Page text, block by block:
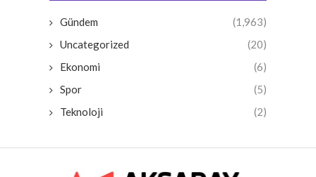
Gündem
(1,963)
Uncategorized
(20)
Ekonomi
(6)
Spor
(5)
Teknoloji
(2)